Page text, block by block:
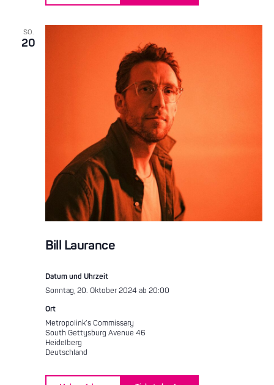
SO.
20
Bill Laurance
Datum und Uhrzeit
Sonntag, 20. Oktober 2024 ab 20:00
Ort
Metropolink’s Commissary
South Gettysburg Avenue 46
Heidelberg
Deutschland